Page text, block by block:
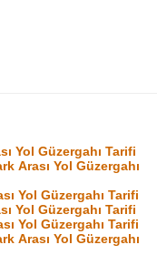
Yol Güzergahı Tarifi
Arası Yol Güzergahı
Yol Güzergahı Tarifi
Yol Güzergahı Tarifi
Yol Güzergahı Tarifi
Arası Yol Güzergahı